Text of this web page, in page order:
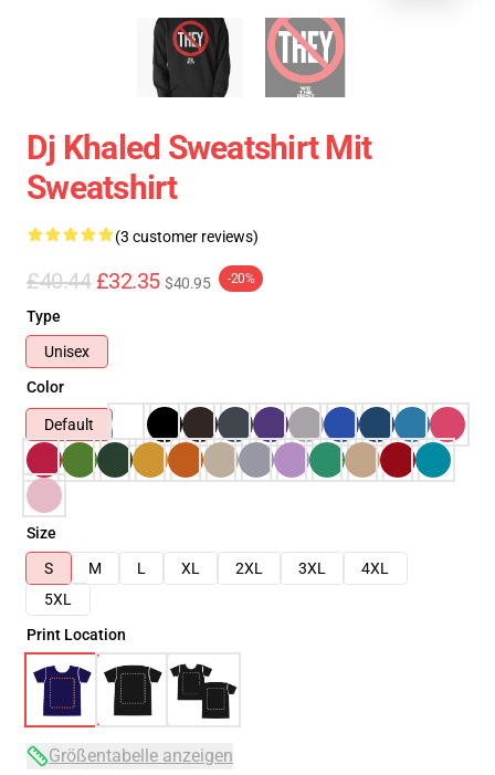
Dj Khaled Sweatshirt Mit
Sweatshirt
(3 customer reviews)
£40.44 £32.35 $40.95 -20%
Type
Unisex
Color
Default
Size
S
M L XL 2XL 3XL
4XL
5XL
Print Location
Größentabelle anzeigen